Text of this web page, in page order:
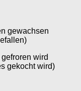
gewachsen
wird
gekocht wird)